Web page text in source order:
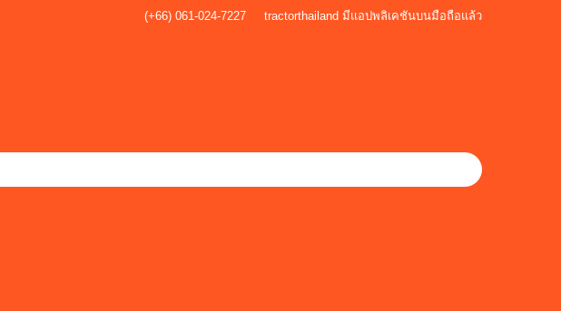
(+66) 061-024-7227 tractorthailand มีแอปพลิเคชันบนมือถือแล้ว